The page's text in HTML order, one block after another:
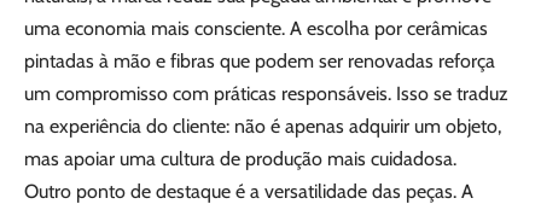
uma economia mais consciente. A escolha por cerâmicas
pintadas à mão e fibras que podem ser renovadas reforça
um compromisso com práticas responsáveis. Isso se traduz
na experiência do cliente: não é apenas adquirir um objeto,
mas apoiar uma cultura de produção mais cuidadosa.
Outro ponto de destaque é a versatilidade das peças. A